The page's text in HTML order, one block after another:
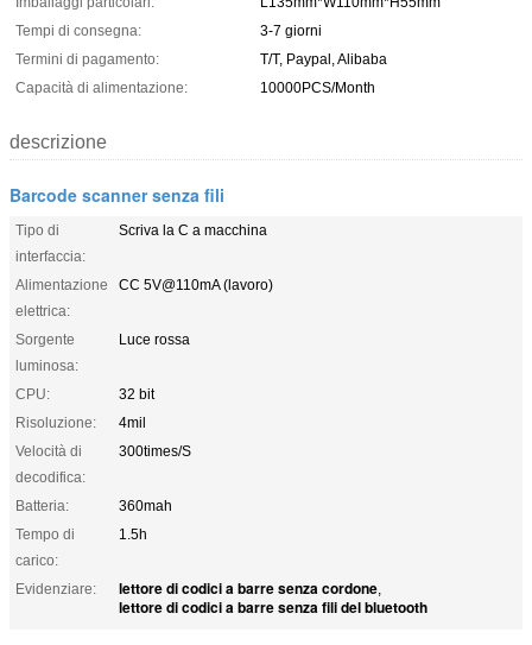
Tempi di consegna:
3-7 giorni
Termini di pagamento:
T/T, Paypal, Alibaba
Capacità di alimentazione:
10000PCS/Month
descrizione
Barcode scanner senza fili
Tipo di
interfaccia:
Scriva la C a macchina
Alimentazione
elettrica:
CC 5V@110mA (lavoro)
Sorgente
luminosa:
Luce rossa
CPU:
32 bit
Risoluzione:
4mil
Velocità di
decodifica:
300times/S
Batteria:
360mah
Tempo di
carico:
1.5h
Evidenziare: lettore di codici a barre senza cordone,
lettore di codici a barre senza fili del bluetooth